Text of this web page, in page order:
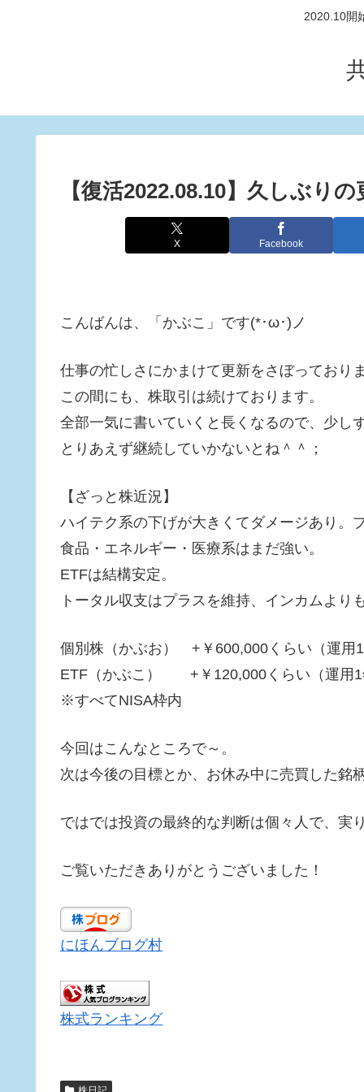
2020.10開
【復活2022.08.10】久しぶりの
X Facebook
こんばんは、「かぶこ」です(*･ω･)ノ
仕事の忙しさにかまけて更新をさぼっており
この間にも、株取引は続けております。
全部一気に書いていくと長くなるので、少し
とりあえず継続していかないとね＾＾；
【ざっと株近況】
ハイテク系の下げが大きくてダメージあり。
食品・エネルギー・医療系はまだ強い。
ETFは結構安定。
トータル収支はプラスを維持、インカムより
個別株（かぶお） +￥600,000くらい（運用1
ETF（かぶこ） +￥120,000くらい（運用1
※すべてNISA枠内
今回はこんなところで～。
次は今後の目標とか、お休み中に売買した銘
ではでは投資の最終的な判断は個々人で、実
ご覧いただきありがとうございました！
にほんブログ村
株式ランキング